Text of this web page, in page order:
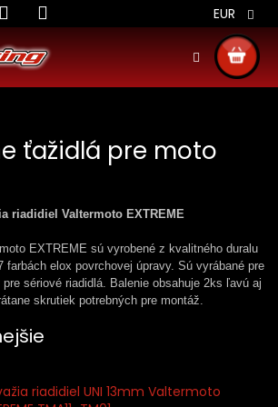
Obchodné podmienky Doprava
EUR
KOŠÍK
ťažidlá pre moto
riadidiel Valtermoto EXTREME
EXTREME sú vyrobené z kvalitného duralu
farbách elox povrchovej úpravy. Sú vyrábané pre
sériové riadidlá. Balenie obsahuje 2ks ľavú aj
skrutiek potrebných pre montáž.
riadidiel UNI 13mm Valtermoto